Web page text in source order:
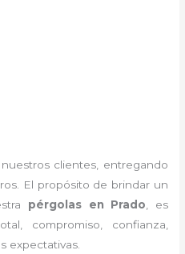
clientes, entregando
El propósito de brindar un
pérgolas en Prado , es
compromiso, confianza,
expectativas.